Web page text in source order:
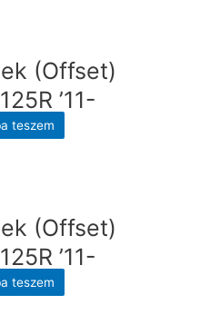
(Offset)
’11-
teszem
(Offset)
’11-
teszem